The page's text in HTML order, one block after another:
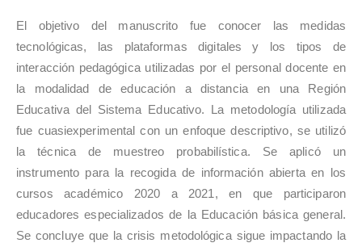
El objetivo del manuscrito fue conocer las medidas
tecnológicas, las plataformas digitales y los tipos de
interacción pedagógica utilizadas por el personal docente en
la modalidad de educación a distancia en una Región
Educativa del Sistema Educativo. La metodología utilizada
fue cuasiexperimental con un enfoque descriptivo, se utilizó
la técnica de muestreo probabilística. Se aplicó un
instrumento para la recogida de información abierta en los
cursos académico 2020 a 2021, en que participaron
educadores especializados de la Educación básica general.
Se concluye que la crisis metodológica sigue impactando la